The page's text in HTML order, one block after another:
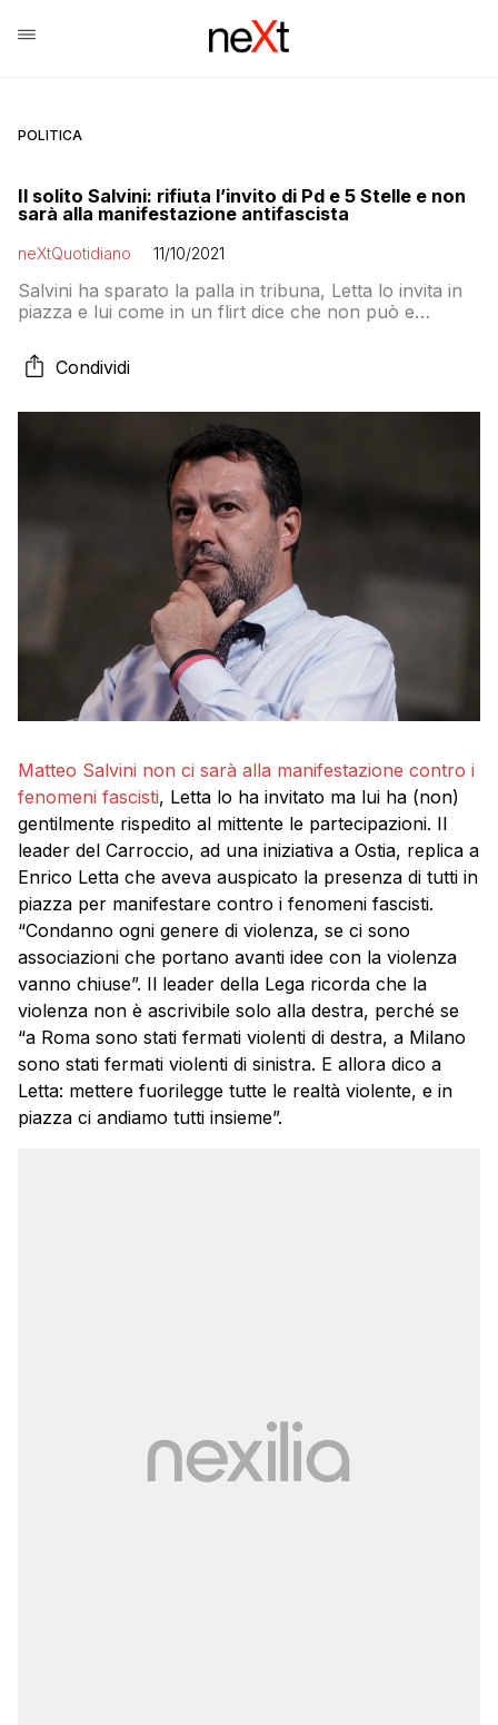
POLITICA
Il solito Salvini: rifiuta l’invito di Pd e 5 Stelle e non
sarà alla manifestazione antifascista
neXtQuotidiano 11/10/2021
Salvini ha sparato la palla in tribuna, Letta lo invita in
piazza e lui come in un flirt dice che non può e
dei fatti si scontra con l’inconsistenza del centrodestra
Condividi
Matteo Salvini non ci sarà alla manifestazione contro i
fenomeni fascisti, Letta lo ha invitato ma lui ha (non)
gentilmente rispedito al mittente le partecipazioni. Il
leader del Carroccio, ad una iniziativa a Ostia, replica a
Enrico Letta che aveva auspicato la presenza di tutti in
piazza per manifestare contro i fenomeni fascisti.
“Condanno ogni genere di violenza, se ci sono
associazioni che portano avanti idee con la violenza
vanno chiuse”. Il leader della Lega ricorda che la
violenza non è ascrivibile solo alla destra, perché se
“a Roma sono stati fermati violenti di destra, a Milano
sono stati fermati violenti di sinistra. E allora dico a
Letta: mettere fuorilegge tutte le realtà violente, e in
piazza ci andiamo tutti insieme”.